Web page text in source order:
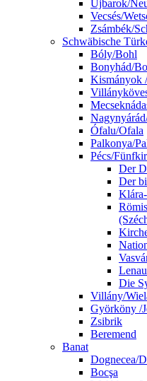
Újbarok/
Vecsés/
Zsámbék/
Schwäbische
Bóly/Bohl
Bonyhád/
Kismányok
Ófalu/Ofala
Palkonya/
Pécs/
Der
Der
Die
Villány/
Györköny /
Zsibrik
Beremend
Banat
Dognecea/
Bocşa